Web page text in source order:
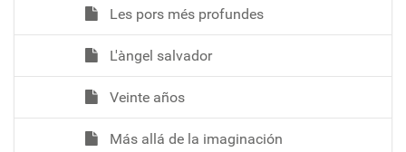
Les pors més profundes
L'àngel salvador
Veinte años
Más allá de la imaginación